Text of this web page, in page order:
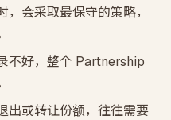
会采取最保守的策略，
不好，整个 Partnership
出或转让份额，往往需要